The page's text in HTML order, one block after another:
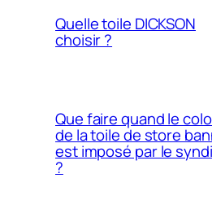
Quelle toile DICKSON
choisir ?
Que faire quand le
de la toile de store
est imposé par le
?